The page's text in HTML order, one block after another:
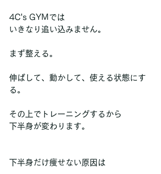
4C's GYMでは
いきなり追い込みません。
まず整える。
伸ばして、動かして、使える状態にす
る。
その上でトレーニングするから
下半身が変わります。
下半身だけ痩せない原因は